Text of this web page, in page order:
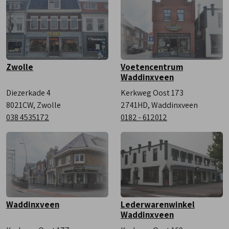
Zaterdag
9:00 - 17:00
Zwolle
Diezerkade 4
8021CW, Zwolle
038 4535172
Voetencentrum
Waddinxveen
Kerkweg Oost 173
2741HD, Waddinxveen
0182 - 612012
Waddinxveen
Lederwarenwinkel
Waddinxveen